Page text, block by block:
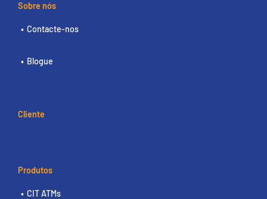
Sobre nós
Contacte-nos
Blogue
Cliente
Produtos
CIT ATMs